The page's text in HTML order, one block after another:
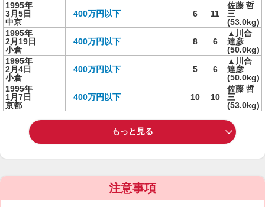
1995年
3月5日
中京
400万円以下 6 11
佐藤 哲
三
(53.0kg)
1995年
2月19日
小倉
400万円以下 8 6
▲川合
達彦
(50.0kg)
1995年
2月4日
小倉
400万円以下 5 6
▲川合
達彦
(50.0kg)
1995年
1月7日
京都
400万円以下 10 10
佐藤 哲
三
(53.0kg)
もっと見る
注意事項